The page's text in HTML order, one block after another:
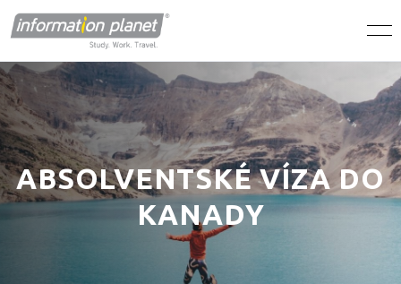
ABSOLVENTSKÉ VÍZA DO
KANADY